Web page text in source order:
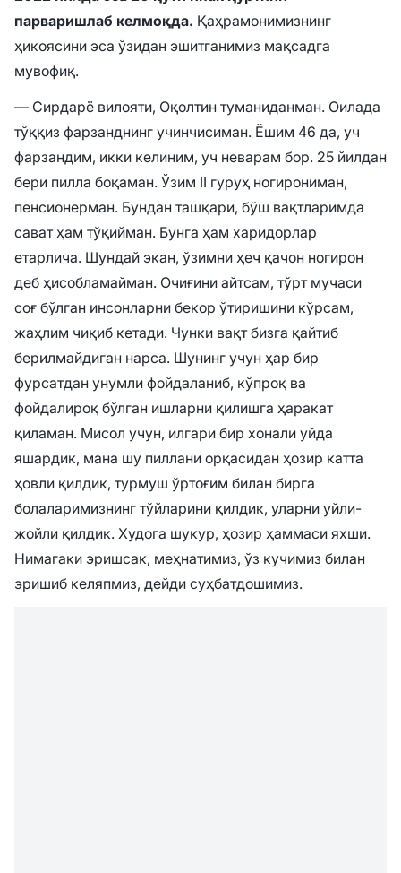
парваришлаб келмоқда. Қаҳрамонимизнинг
ҳикоясини эса ўзидан эшитганимиз мақсадга
мувофиқ.
— Сирдарё вилояти, Оқолтин туманиданман. Оилада
тўққиз фарзанднинг учинчисиман. Ёшим 46 да, уч
фарзандим, икки келиним, уч неварам бор. 25 йилдан
бери пилла боқаман. Ўзим II гуруҳ ногирониман,
пенсионерман. Бундан ташқари, бўш вақтларимда
сават ҳам тўқийман. Бунга ҳам харидорлар
етарлича. Шундай экан, ўзимни ҳеч қачон ногирон
деб ҳисобламайман. Очиғини айтсам, тўрт мучаси
соғ бўлган инсонларни бекор ўтиришини кўрсам,
жаҳлим чиқиб кетади. Чунки вақт бизга қайтиб
берилмайдиган нарса. Шунинг учун ҳар бир
фурсатдан унумли фойдаланиб, кўпроқ ва
фойдалироқ бўлган ишларни қилишга ҳаракат
қиламан. Мисол учун, илгари бир хонали уйда
яшардик, мана шу пиллани орқасидан ҳозир катта
ҳовли қилдик, турмуш ўртоғим билан бирга
болаларимизнинг тўйларини қилдик, уларни уйли-
жойли қилдик. Худога шукур, ҳозир ҳаммаси яхши.
Нимагаки эришсак, меҳнатимиз, ўз кучимиз билан
эришиб келяпмиз, дейди суҳбатдошимиз.